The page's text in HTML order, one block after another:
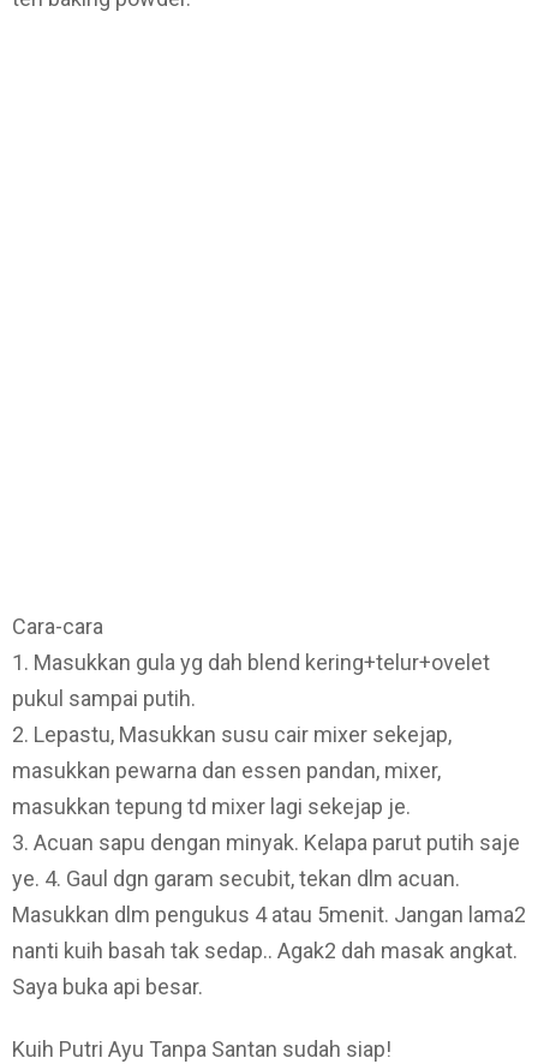
Cara-cara
1. Masukkan gula yg dah blend kering+telur+ovelet
pukul sampai putih.
2. Lepastu, Masukkan susu cair mixer sekejap,
masukkan pewarna dan essen pandan, mixer,
masukkan tepung td mixer lagi sekejap je.
3. Acuan sapu dengan minyak. Kelapa parut putih saje
ye. 4. Gaul dgn garam secubit, tekan dlm acuan.
Masukkan dlm pengukus 4 atau 5menit. Jangan lama2
nanti kuih basah tak sedap.. Agak2 dah masak angkat.
Saya buka api besar.
Kuih Putri Ayu Tanpa Santan sudah siap!